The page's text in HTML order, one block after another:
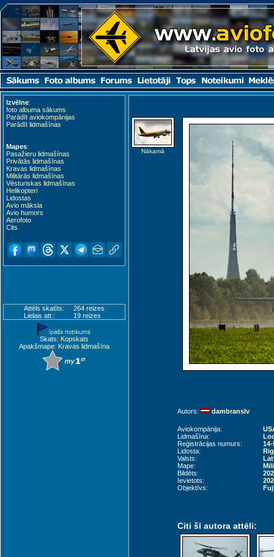
Izvēlne:
foto albuma sākums
Parādīt aviokompānijas
Parādīt lidmašīnas
Mapes:
Pasažieru lidmašīnas
Privātās lidmašīnas
Kravas lidmašīnas
Militārās lidmašīnas
Vēsturiskas lidmašīnas
Helikopteri
Lidostas
Avio māksla
Avio humors
Aerofoto
Cits
Attēls skatīts:
264 reizes
Lielais att.:
19 reizes
Skats: Kopskats
Apakšmape: Kravas lidmašīna
Nākamā
Autors: dambranslv
Aviokompānija:
Lidmašīna:
Reģistrācijas numurs:
14-
Lidosta:
Valsts:
Mape:
Bildēts:
Ievietots:
Objektīvs:
Citi šī autora attēli: